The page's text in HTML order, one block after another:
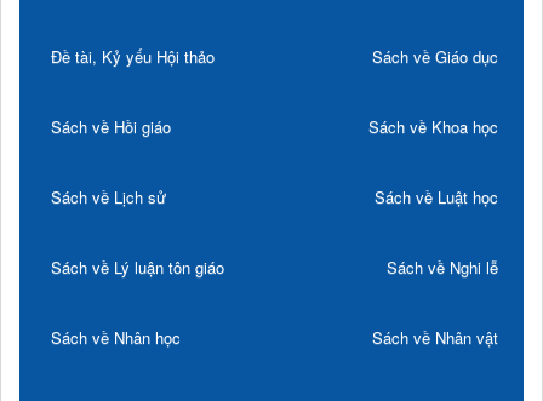
Đề tài, Kỷ yếu Hội thảo Sách về Giáo dục
Sách về Hồi giáo Sách về Khoa học
Sách về Lịch sử Sách về Luật học
Sách về Lý luận tôn giáo Sách về Nghi lễ
Sách về Nhân học Sách về Nhân vật